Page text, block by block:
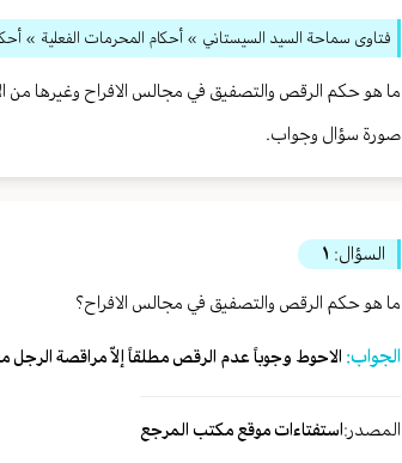
فتاوى سماحة السيد السيستاني » أحكام المحرمات الفعلية »
ما هو حكم الرقص والتصفيق في مجالس الافراح وغيرها
صورة سؤال وجواب.
السؤال: ١
ما هو حكم الرقص والتصفيق في مجالس الافراح؟
الجواب: الاحوط وجوباً عدم الرقص مطلقاً إلاّ مراقصة الرجل
المصدر:استفتاءات موقع مكتب المرجع